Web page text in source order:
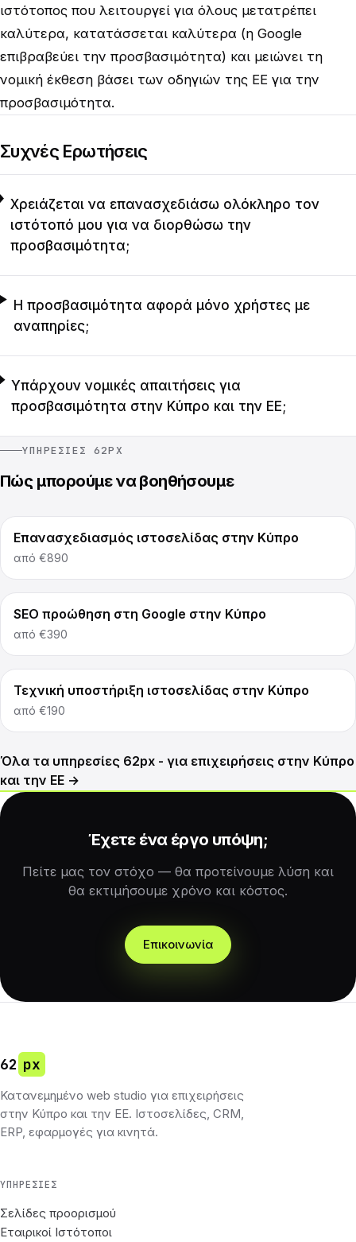
ιστότοπος που λειτουργεί για όλους μετατρέπει
καλύτερα, κατατάσσεται καλύτερα (η Google
επιβραβεύει την προσβασιμότητα) και μειώνει τη
νομική έκθεση βάσει των οδηγιών της ΕΕ για την
προσβασιμότητα.
Συχνές Ερωτήσεις
Χρειάζεται να επανασχεδιάσω ολόκληρο τον
ιστότοπό μου για να διορθώσω την
προσβασιμότητα;
Η προσβασιμότητα αφορά μόνο χρήστες με
αναπηρίες;
Υπάρχουν νομικές απαιτήσεις για
προσβασιμότητα στην Κύπρο και την ΕΕ;
ΥΠΗΡΕΣΊΕΣ 62PX
Πώς μπορούμε να βοηθήσουμε
Επανασχεδιασμός ιστοσελίδας στην Κύπρο
από €890
SEO προώθηση στη Google στην Κύπρο
από €390
Τεχνική υποστήριξη ιστοσελίδας στην Κύπρο
από €190
Όλα τα υπηρεσίες 62px - για επιχειρήσεις στην Κύπρο
και την ΕΕ →
Έχετε ένα έργο υπόψη;
Πείτε μας τον στόχο — θα προτείνουμε λύση και
θα εκτιμήσουμε χρόνο και κόστος.
Επικοινωνία
62 px
Κατανεμημένο web studio για επιχειρήσεις
στην Κύπρο και την ΕΕ. Ιστοσελίδες, CRM,
ERP, εφαρμογές για κινητά.
ΥΠΗΡΕΣΊΕΣ
Σελίδες προορισμού
Εταιρικοί Ιστότοποι